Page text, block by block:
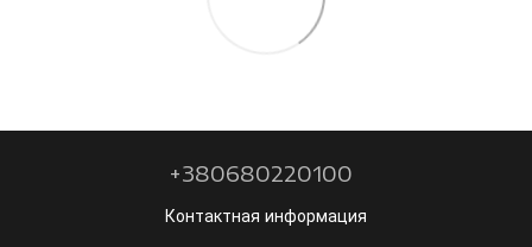
+380680220100
Контактная информация